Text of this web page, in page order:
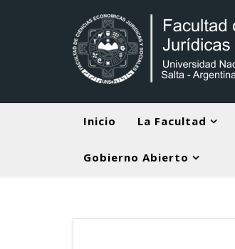
Inicio La Facultad
Gobierno Abierto